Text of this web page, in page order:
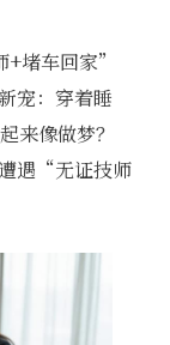
堵车回家”
宠：穿着睡
来像做梦？
遇“无证技师